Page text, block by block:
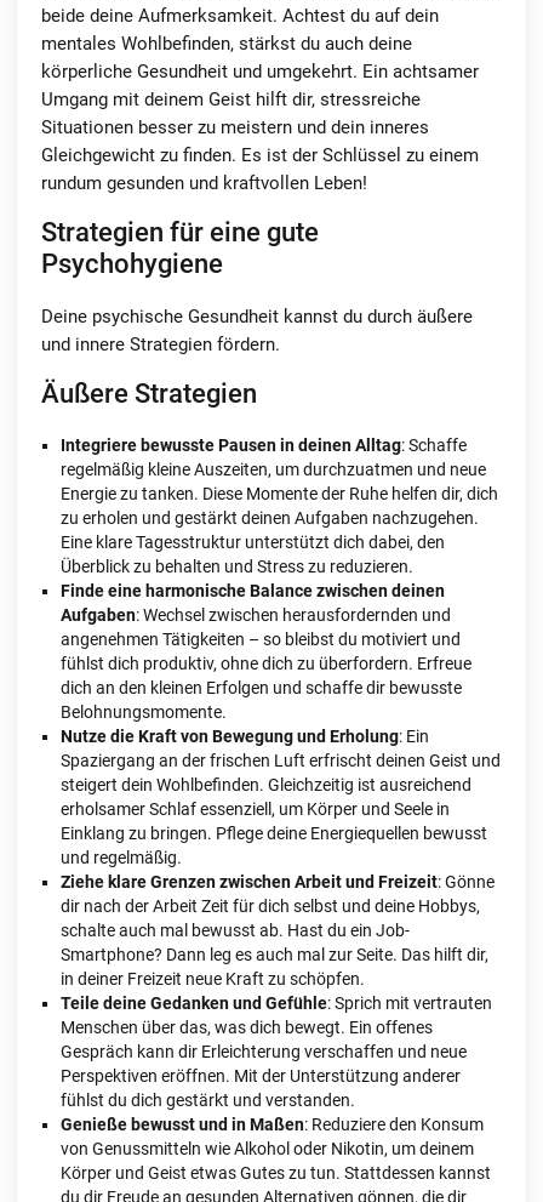
beide deine Aufmerksamkeit. Achtest du auf dein
mentales Wohlbefinden, stärkst du auch deine
körperliche Gesundheit und umgekehrt. Ein achtsamer
Umgang mit deinem Geist hilft dir, stressreiche
Situationen besser zu meistern und dein inneres
Gleichgewicht zu finden. Es ist der Schlüssel zu einem
rundum gesunden und kraftvollen Leben!
Strategien für eine gute
Psychohygiene
Deine psychische Gesundheit kannst du durch äußere
und innere Strategien fördern.
Äußere Strategien
Integriere bewusste Pausen in deinen Alltag: Schaffe
regelmäßig kleine Auszeiten, um durchzuatmen und neue
Energie zu tanken. Diese Momente der Ruhe helfen dir, dich
zu erholen und gestärkt deinen Aufgaben nachzugehen.
Eine klare Tagesstruktur unterstützt dich dabei, den
Überblick zu behalten und Stress zu reduzieren.
Finde eine harmonische Balance zwischen deinen
Aufgaben: Wechsel zwischen herausfordernden und
angenehmen Tätigkeiten – so bleibst du motiviert und
fühlst dich produktiv, ohne dich zu überfordern. Erfreue
dich an den kleinen Erfolgen und schaffe dir bewusste
Belohnungsmomente.
Nutze die Kraft von Bewegung und Erholung: Ein
Spaziergang an der frischen Luft erfrischt deinen Geist und
steigert dein Wohlbefinden. Gleichzeitig ist ausreichend
erholsamer Schlaf essenziell, um Körper und Seele in
Einklang zu bringen. Pflege deine Energiequellen bewusst
und regelmäßig.
Ziehe klare Grenzen zwischen Arbeit und Freizeit: Gönne
dir nach der Arbeit Zeit für dich selbst und deine Hobbys,
schalte auch mal bewusst ab. Hast du ein Job-
Smartphone? Dann leg es auch mal zur Seite. Das hilft dir,
in deiner Freizeit neue Kraft zu schöpfen.
Teile deine Gedanken und Gefühle: Sprich mit vertrauten
Menschen über das, was dich bewegt. Ein offenes
Gespräch kann dir Erleichterung verschaffen und neue
Perspektiven eröffnen. Mit der Unterstützung anderer
fühlst du dich gestärkt und verstanden.
Genieße bewusst und in Maßen: Reduziere den Konsum
von Genussmitteln wie Alkohol oder Nikotin, um deinem
Körper und Geist etwas Gutes zu tun. Stattdessen kannst
du dir Freude an gesunden Alternativen gönnen, die dir